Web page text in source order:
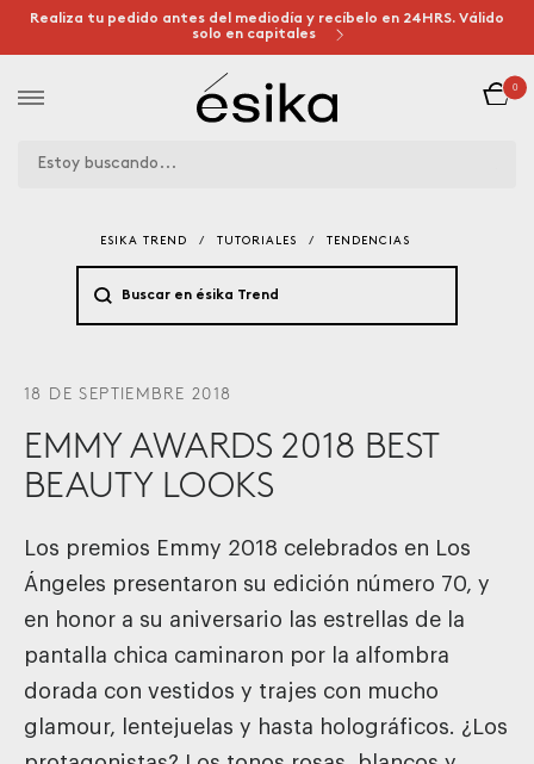
Realiza tu pedido antes del mediodía y recíbelo en 24HRS. Válido
solo en capitales
0
ESIKA TREND / TUTORIALES / TENDENCIAS
18 DE SEPTIEMBRE 2018
EMMY AWARDS 2018 BEST
BEAUTY LOOKS
Los premios Emmy 2018 celebrados en Los
Ángeles presentaron su edición número 70, y
en honor a su aniversario las estrellas de la
pantalla chica caminaron por la alfombra
dorada con vestidos y trajes con mucho
glamour, lentejuelas y hasta holográficos. ¿Los